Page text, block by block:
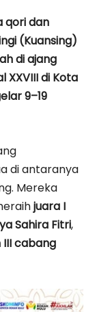
qori dan
(Kuansing)
di ajang
XXVIII di Kota
9–19
di antaranya
Mereka
juara I
Sahira Fitri,
cabang